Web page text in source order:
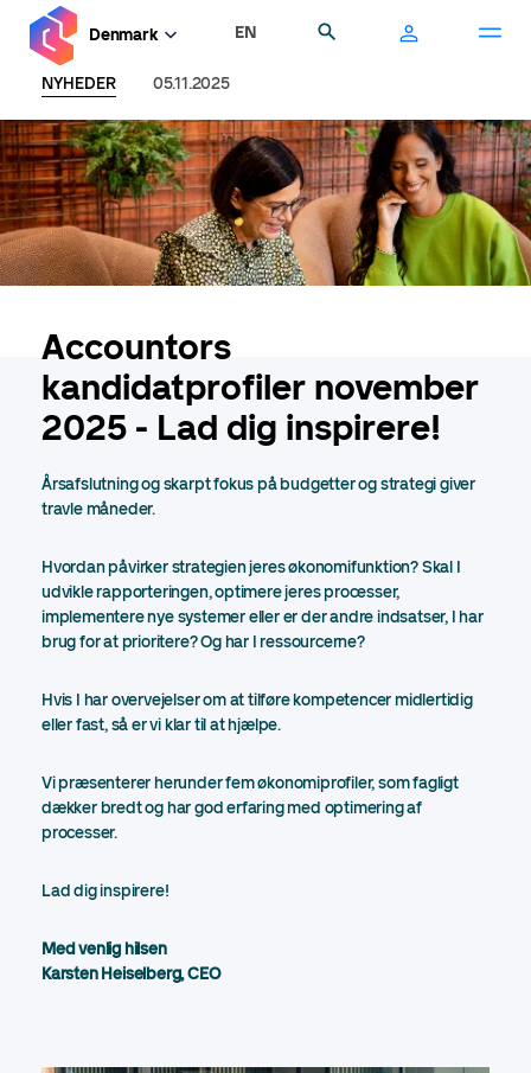
hovedindhold
Denmark EN
NYHEDER 05.11.2025
Accountors
kandidatprofiler november
2025 - Lad dig inspirere!
Årsafslutning og skarpt fokus på budgetter og strategi giver
travle måneder.
Hvordan påvirker strategien jeres økonomifunktion? Skal I
udvikle rapporteringen, optimere jeres processer,
implementere nye systemer eller er der andre indsatser, I har
brug for at prioritere? Og har I ressourcerne?
Hvis I har overvejelser om at tilføre kompetencer midlertidig
eller fast, så er vi klar til at hjælpe.
Vi præsenterer herunder fem økonomiprofiler, som fagligt
dækker bredt og har god erfaring med optimering af
processer.
Lad dig inspirere!
Med venlig hilsen
Karsten Heiselberg, CEO